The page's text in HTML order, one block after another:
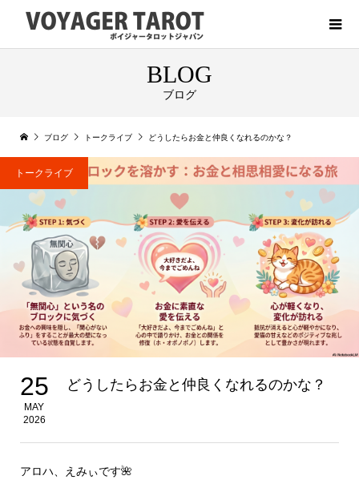
BLOG
ブログ
ブログ トークライブ どうしたらお金と仲良くなれるのかな？
トークライブ
25
MAY
2026
どうしたらお金と仲良くなれるのかな？
アロハ、えみぃです🌺